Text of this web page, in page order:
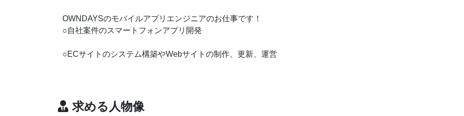
OWNDAYSのモバイルアプリエンジニアのお仕事です！
○自社案件のスマートフォンアプリ開発
○ECサイトのシステム構築やWebサイトの制作、更新、運営
求める人物像